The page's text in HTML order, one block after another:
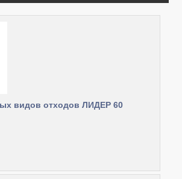
видов отходов ЛИДЕР 60